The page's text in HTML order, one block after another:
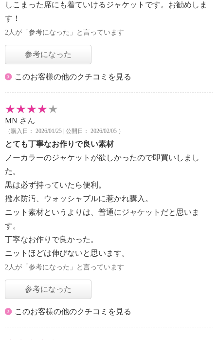
しこまった席にも着ていけるジャケットです。お勧めしま
す！
2人が「参考になった」と言っています
参考になった
このお客様の他のクチコミを見る
MN さん
（購入日： 2026/01/25 | 公開日： 2026/02/05 ）
とても丁寧なお作りで良い素材
ノーカラーのジャケットが欲しかったので即買いしまし
た。
黒は必ず持っていたら便利。
撥水防汚、ウォッシャブルに惹かれ購入。
ニット素材というよりは、普通にジャケットだと思いま
す。
丁寧なお作りで良かった。
ニットほどは伸びないと思います。
2人が「参考になった」と言っています
参考になった
このお客様の他のクチコミを見る